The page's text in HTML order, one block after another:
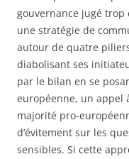
gouvernance jugé trop
une stratégie de
autour de quatre
diabolisant ses
par le bilan en se
européenne, un appel
majorité pro-
d’évitement sur les
sensibles. Si cette